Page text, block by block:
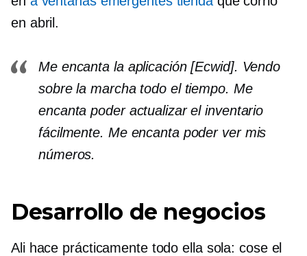
en abril.
Me encanta la aplicación [Ecwid]. Vendo
sobre la marcha todo el tiempo. Me
encanta poder actualizar el inventario
fácilmente. Me encanta poder ver mis
números.
Desarrollo de negocios
Ali hace prácticamente todo ella sola: cose el